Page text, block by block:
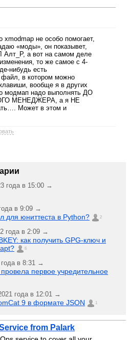
xmodmap не особо помогает,
«моды», он показывет,
Алт_Р, а вот на самом деле
то же самое с 4-
нибудь есть
файл, в котором можно
вообще я в других
модмап надо выполнять ДО
МЕНЕДЖЕРА, а я НЕ
Может в этом и
года в 15:00 →
в 9:09 →
для юниттеста в Python? 2
года в 2:09 →
как получить GPG-ключ и
6
в 8:31 →
первое учредительное
года в 12:01 →
9 в формате JSON 1
from Palark